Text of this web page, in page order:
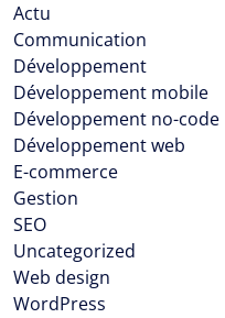
Actu
Communication
Développement
Développement mobile
Développement no-code
Développement web
E-commerce
Gestion
SEO
Uncategorized
Web design
WordPress